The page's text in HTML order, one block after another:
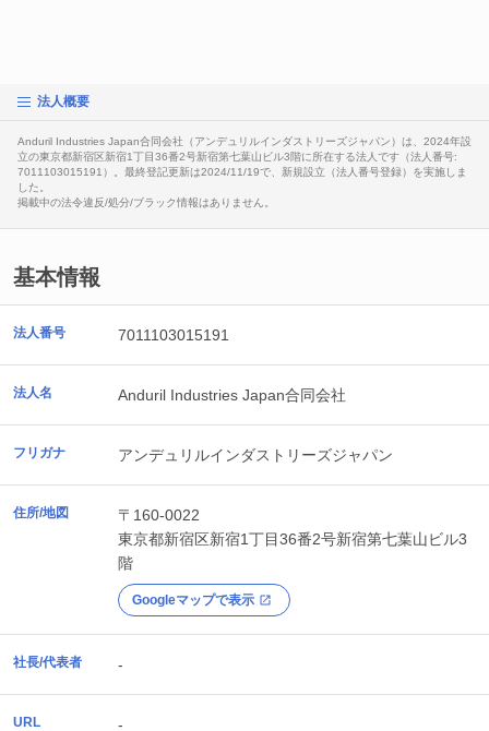
法人概要
Anduril Industries Japan合同会社（アンデュリルインダストリーズジャパン）は、2024年設
立の東京都新宿区新宿1丁目36番2号新宿第七葉山ビル3階に所在する法人です（法人番号:
7011103015191）。最終登記更新は2024/11/19で、新規設立（法人番号登録）を実施しま
した。
掲載中の法令違反/処分/ブラック情報はありません。
基本情報
法人番号 7011103015191
法人名 Anduril Industries Japan合同会社
フリガナ アンデュリルインダストリーズジャパン
住所/地図
〒160-0022
東京都新宿区新宿1丁目36番2号新宿第七葉山ビル3
階
Googleマップで表示
社長/代表者 -
URL -